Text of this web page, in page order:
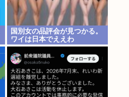
国別女の品評会が見つかる。
ワイは日本でええわ